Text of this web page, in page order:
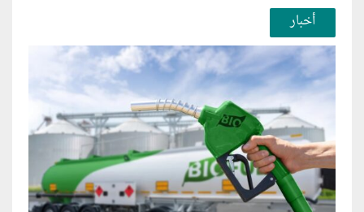
أخبار